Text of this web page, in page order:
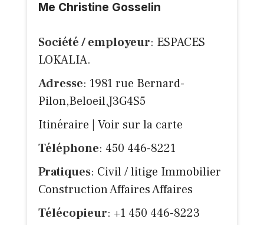
Me Christine Gosselin
Société / employeur: ESPACES
LOKALIA.
Adresse: 1981 rue Bernard-
Pilon,Beloeil,J3G4S5
Itinéraire
Voir sur la carte
Téléphone: 450 446-8221
Pratiques: Civil / litige Immobilier
Construction Affaires Affaires
Télécopieur: +1 450 446-8223